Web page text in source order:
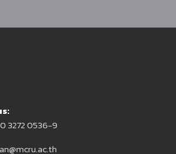
3272 0536-9